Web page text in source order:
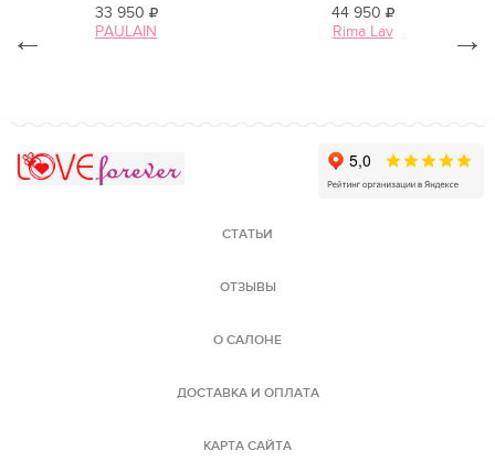
33 950
PAULAIN
44 950
Rima Lav
← →
СТАТЬИ
ОТЗЫВЫ
О САЛОНЕ
ДОСТАВКА И ОПЛАТА
КАРТА САЙТА